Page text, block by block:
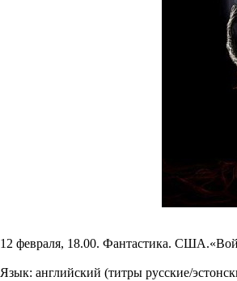
12 февраля, 18.00. Фантастика.
Язык: английский (титры русские/